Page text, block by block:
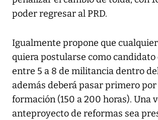
poder regresar al PRD.
Igualmente propone que
quiera postularse como
entre 5 a 8 de militancia dentro
además deberá pasar primero por
formación (150 a 200 horas). Una
anteproyecto de reformas sea